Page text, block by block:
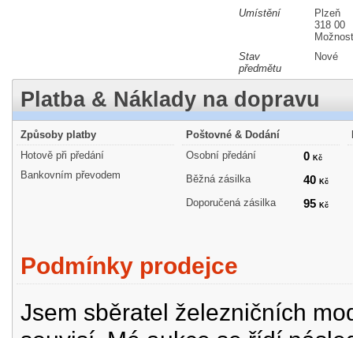
Umístění
Plzeň
318 00
Stav
předmětu
Nové
Platba & Náklady na dopravu
Způsoby platby
Hotově při předání
Bankovním převodem
Poštovné & Dodání
Osobní předání
0 Kč
Běžná zásilka 40 Kč
Doporučená zásilka 95 Kč
Podmínky prodejce
Jsem sběratel železničních